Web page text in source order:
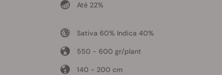
Até 22%
Sativa 60% Indica 40%
550 - 600 gr/plant
140 - 200 cm